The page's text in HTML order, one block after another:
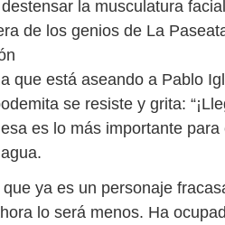
la musculatura
de los genios de La
que está aseando a Pablo
se resiste y grita:
es lo más importante
ya es un personaje
lo será menos. Ha